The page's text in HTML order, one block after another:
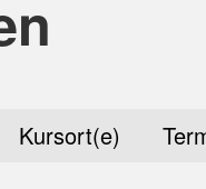
Kursort(e)